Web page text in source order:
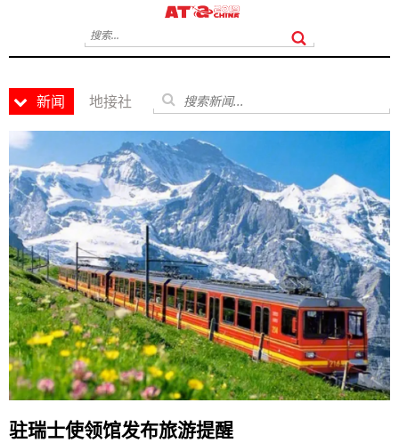
新闻 地接社
驻瑞士使领馆发布旅游提醒